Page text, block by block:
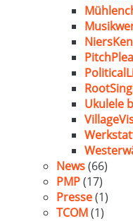
Ukulele
News(66)
PMP(17)
Presse(1)
TCOM(1)